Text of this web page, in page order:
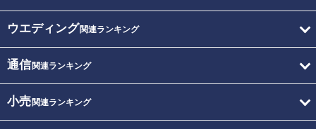
ウエディング関連ランキング
通信関連ランキング
小売関連ランキング